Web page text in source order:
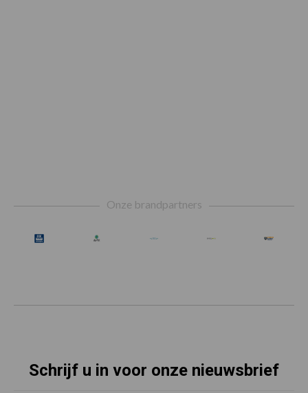
Onze brandpartners
Schrijf u in voor onze nieuwsbrief